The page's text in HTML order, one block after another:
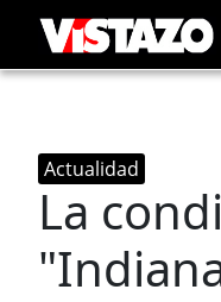
Actualidad
La